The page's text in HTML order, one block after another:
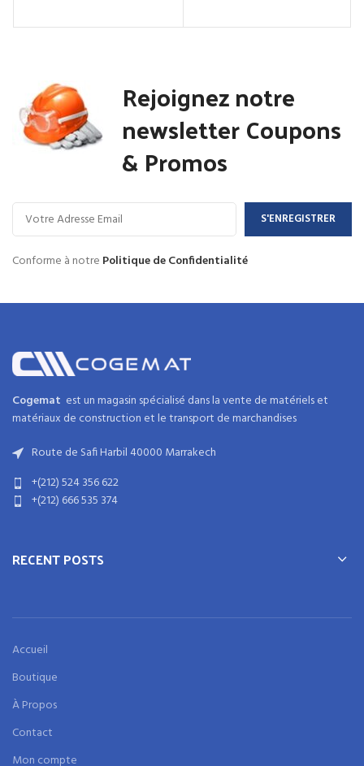
Rejoignez notre
newsletter Coupons
& Promos
Conforme à notre Politique de Confidentialité
Cogemat est un magasin spécialisé dans lavente de matériels et
matériaux de construction etle transport de marchandises
Route de Safi Harbil 40000 Marrakech
+(212) 524 356 622
+(212) 666 535 374
RECENT POSTS
Accueil
Boutique
À Propos
Contact
Mon compte